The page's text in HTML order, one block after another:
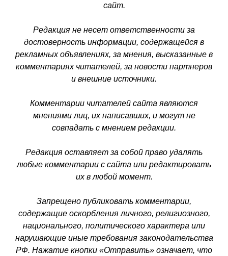
сайт.
Редакция не несет ответственности за
достоверность информации, содержащейся в
рекламных объявлениях, за мнения, высказанные в
комментариях читателей, за новости партнеров
и внешние источники.
Комментарии читателей сайта являются
мнениями лиц, их написавших, и могут не
совпадать с мнением редакции.
Редакция оставляет за собой право удалять
любые комментарии с сайта или редактировать
их в любой момент.
Запрещено публиковать комментарии,
содержащие оскорбления личного, религиозного,
национального, политического характера или
нарушающие иные требования законодательства
РФ. Нажатие кнопки «Отправить» означает, что